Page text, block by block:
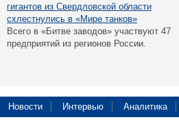
гигантов из Свердловской области
схлестнулись в «Мире танков»
Всего в «Битве заводов» участвуют 47
предприятий из регионов России.
Новости Интервью Аналитика